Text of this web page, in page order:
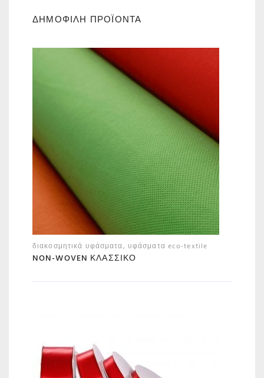
ΔΗΜΟΦΙΛΗ ΠΡΟΪΟΝΤΑ
διακοσμητικά υφάσματα, υφάσματα eco-textile
NON-WOVEN ΚΛΑΣΣΙΚΌ